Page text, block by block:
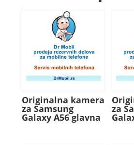
Originalna kamera
za Samsung
Galaxy A56 glavna
za